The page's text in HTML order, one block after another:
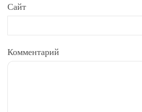
Сайт
Комментарий